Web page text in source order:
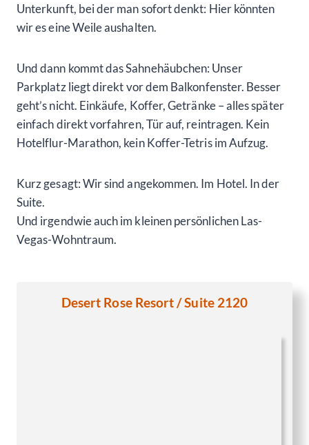
Unterkunft, bei der man sofort denkt: Hier könnten
wir es eine Weile aushalten.
Und dann kommt das Sahnehäubchen: Unser
Parkplatz liegt direkt vor dem Balkonfenster. Besser
geht’s nicht. Einkäufe, Koffer, Getränke – alles später
einfach direkt vorfahren, Tür auf, reintragen. Kein
Hotelflur-Marathon, kein Koffer-Tetris im Aufzug.
Kurz gesagt: Wir sind angekommen. Im Hotel. In der
Suite.
Und irgendwie auch im kleinen persönlichen Las-
Vegas-Wohntraum.
Desert Rose Resort / Suite 2120